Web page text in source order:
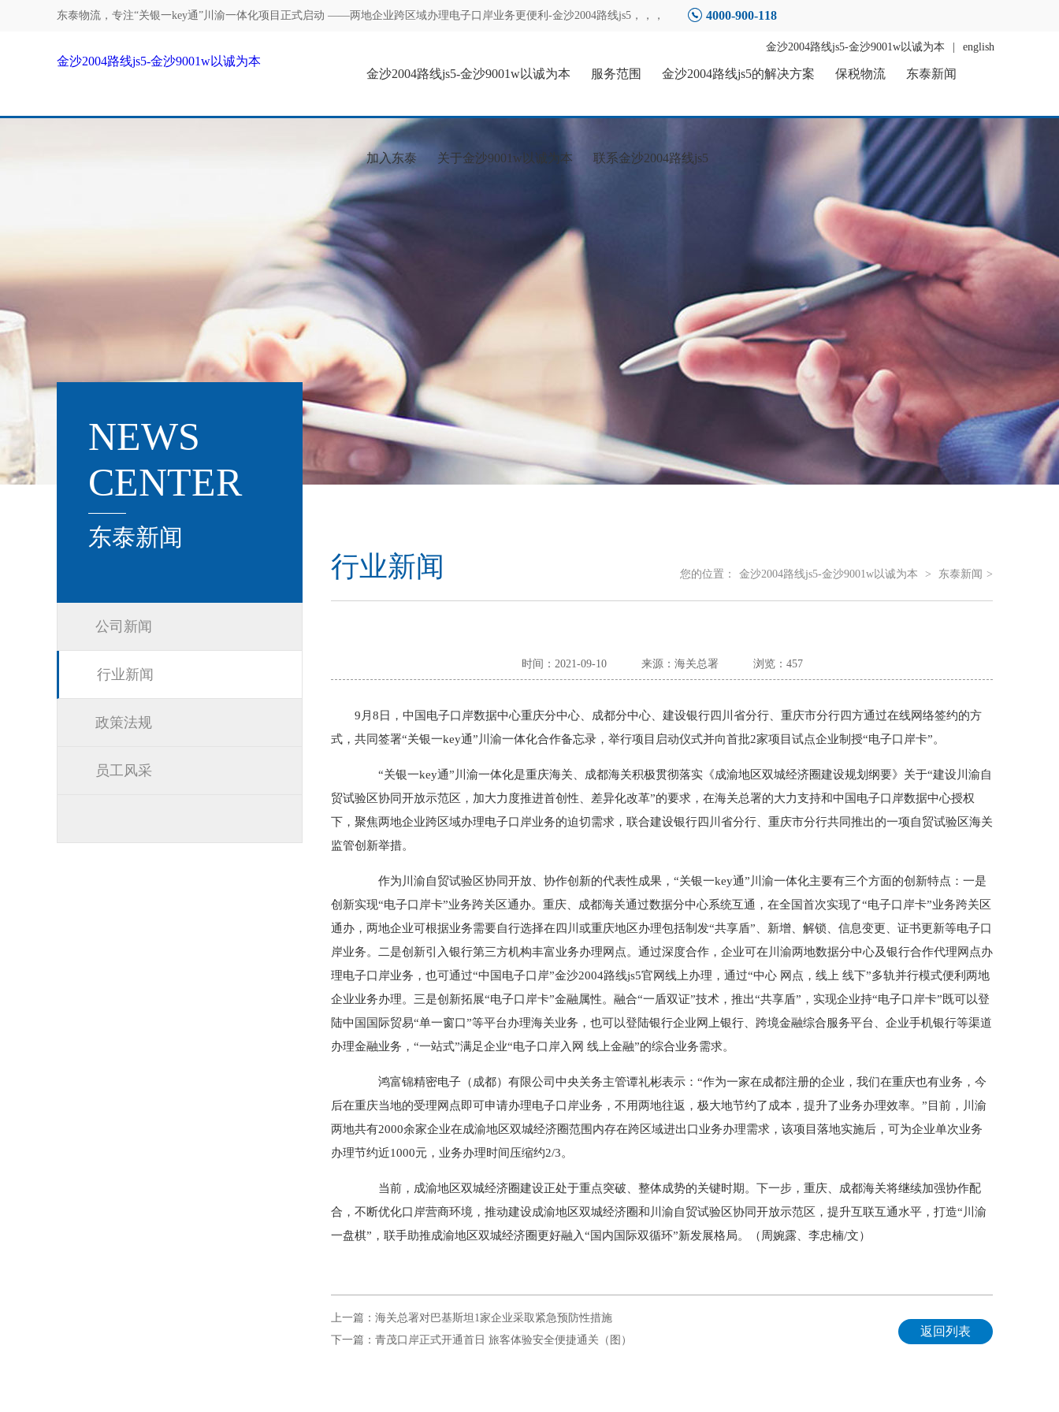
东泰物流，专注“关银一key通”川渝一体化项目正式启动 ——两地企业跨区域办理电子口岸业务更便利-金沙2004路线js5 ，，， 4000-900-118
金沙2004路线js5-金沙9001w以诚为本 english
金沙2004路线js5-金沙9001w以诚为本
金沙2004路线js5-金沙9001w以诚为本
服务范围 金沙2004路线js5的解决方案 保税物流 东泰新闻
加入东泰 关于金沙9001w以诚为本 联系金沙2004路线js5
NEWS
CENTER
东泰新闻
公司新闻
行业新闻
政策法规
员工风采
行业新闻 您的位置： 金沙2004路线js5-金沙9001w以诚为本 > 东泰新闻 >
时间：2021-09-10 来源：海关总署 浏览：457
9月8日，中国电子口岸数据中心重庆分中心、成都分中心、建设银行四川省分行、重庆市分行四方通过在线网络签约的方
式，共同签署“关银一key通”川渝一体化合作备忘录，举行项目启动仪式并向首批2家项目试点企业制授“电子口岸卡”。
“关银一key通”川渝一体化是重庆海关、成都海关积极贯彻落实《成渝地区双城经济圈建设规划纲要》关于“建设川渝自
贸试验区协同开放示范区，加大力度推进首创性、差异化改革”的要求，在海关总署的大力支持和中国电子口岸数据中心授权
下，聚焦两地企业跨区域办理电子口岸业务的迫切需求，联合建设银行四川省分行、重庆市分行共同推出的一项自贸试验区海关
监管创新举措。
作为川渝自贸试验区协同开放、协作创新的代表性成果，“关银一key通”川渝一体化主要有三个方面的创新特点：一是
创新实现“电子口岸卡”业务跨关区通办。重庆、成都海关通过数据分中心系统互通，在全国首次实现了“电子口岸卡”业务跨关区
通办，两地企业可根据业务需要自行选择在四川或重庆地区办理包括制发“共享盾”、新增、解锁、信息变更、证书更新等电子口
岸业务。二是创新引入银行第三方机构丰富业务办理网点。通过深度合作，企业可在川渝两地数据分中心及银行合作代理网点办
理电子口岸业务，也可通过“中国电子口岸”金沙2004路线js5官网线上办理，通过“中心 网点，线上 线下”多轨并行模式便利两地
企业业务办理。三是创新拓展“电子口岸卡”金融属性。融合“一盾双证”技术，推出“共享盾”，实现企业持“电子口岸卡”既可以登
陆中国国际贸易“单一窗口”等平台办理海关业务，也可以登陆银行企业网上银行、跨境金融综合服务平台、企业手机银行等渠道
办理金融业务，“一站式”满足企业“电子口岸入网 线上金融”的综合业务需求。
鸿富锦精密电子（成都）有限公司中央关务主管谭礼彬表示：“作为一家在成都注册的企业，我们在重庆也有业务，今
后在重庆当地的受理网点即可申请办理电子口岸业务，不用两地往返，极大地节约了成本，提升了业务办理效率。”目前，川渝
两地共有2000余家企业在成渝地区双城经济圈范围内存在跨区域进出口业务办理需求，该项目落地实施后，可为企业单次业务
办理节约近1000元，业务办理时间压缩约2/3。
当前，成渝地区双城经济圈建设正处于重点突破、整体成势的关键时期。下一步，重庆、成都海关将继续加强协作配
合，不断优化口岸营商环境，推动建设成渝地区双城经济圈和川渝自贸试验区协同开放示范区，提升互联互通水平，打造“川渝
一盘棋”，联手助推成渝地区双城经济圈更好融入“国内国际双循环”新发展格局。（周婉露、李忠楠/文）
上一篇：海关总署对巴基斯坦1家企业采取紧急预防性措施
下一篇：青茂口岸正式开通首日 旅客体验安全便捷通关（图）
返回列表